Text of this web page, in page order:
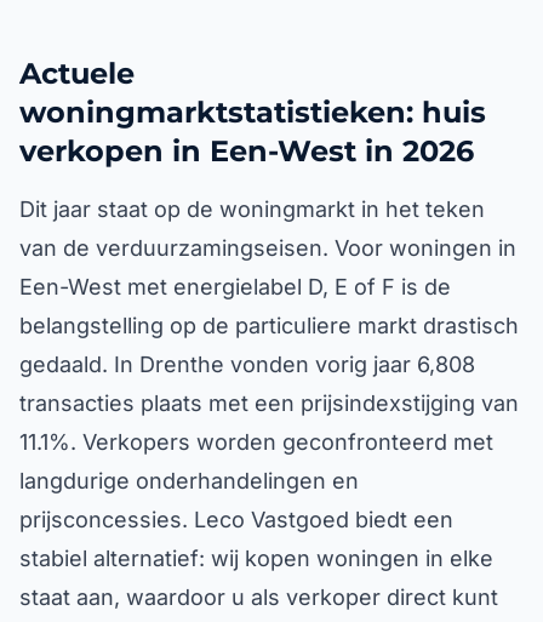
Actuele
woningmarktstatistieken: huis
verkopen in Een-West in 2026
Dit jaar staat op de woningmarkt in het teken
van de verduurzamingseisen. Voor woningen in
Een-West met energielabel D, E of F is de
belangstelling op de particuliere markt drastisch
gedaald. In Drenthe vonden vorig jaar 6,808
transacties plaats met een prijsindexstijging van
11.1%. Verkopers worden geconfronteerd met
langdurige onderhandelingen en
prijsconcessies. Leco Vastgoed biedt een
stabiel alternatief: wij kopen woningen in elke
staat aan, waardoor u als verkoper direct kunt